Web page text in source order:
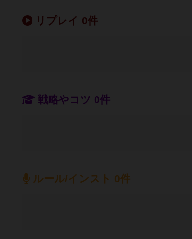
リプレイ 0件
戦略やコツ 0件
ルール/インスト 0件